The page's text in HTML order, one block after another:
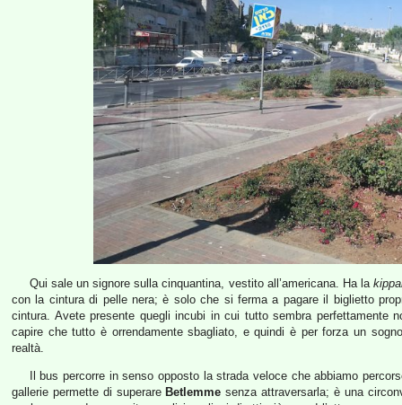
Qui sale un signore sulla cinquantina, vestito all’americana. Ha la
con la cintura di pelle nera; è solo che si ferma a pagare il biglietto
cintura. Avete presente quegli incubi in cui tutto sembra
capire che tutto è orrendamente sbagliato, e quindi è per forza un
realtà.
Il bus percorre in senso opposto la strada veloce che abbiamo
gallerie permette di superare Betlemme senza attraversarla; è una